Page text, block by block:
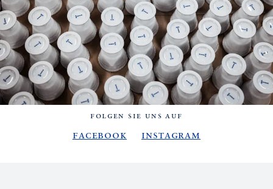
FOLGEN SIE UNS AUF
Facebook Instagram